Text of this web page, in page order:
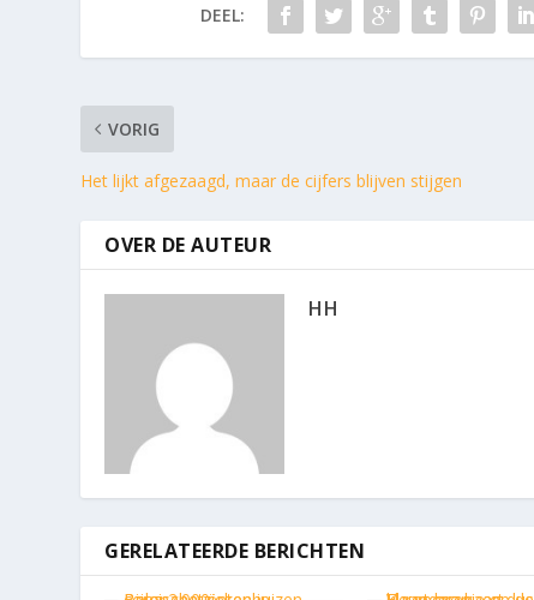
DEEL:
VORIG
Het lijkt afgezaagd, maar de cijfers blijven stijgen
OVER DE AUTEUR
HH
GERELATEERDE BERICHTEN